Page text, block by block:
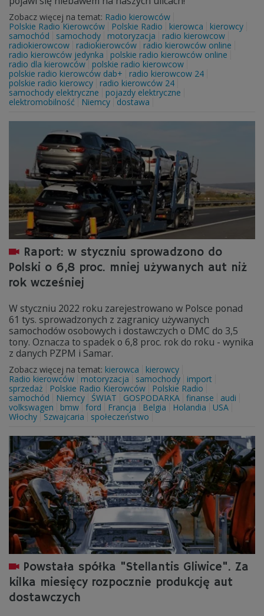
Zobacz więcej na temat: Radio kierowców
Polskie Radio Kierowców
Polskie Radio kierowca
kierowcy
samochód
samochody motoryzacja
radio kierowcow
radiokierowcow
radiokierowców
radio kierowców online
radio kierowców jedynka
polskie radio kierowców online
radio dla kierowców
polskie radio kierowcow
polskie radio kierowców dab+
radio kierowcow 24
polskie radio kierowcy
radio kierowców 24
samochody elektryczne
pojazdy elektryczne
elektromobilność
Niemcy dostawa
Raport: w styczniu sprowadzono do
Polski o 6,8 proc. mniej używanych aut niż
rok wcześniej
W styczniu 2022 roku zarejestrowano w Polsce ponad
61 tys. sprowadzonych z zagranicy używanych
samochodów osobowych i dostawczych o DMC do 3,5
tony. Oznacza to spadek o 6,8 proc. rok do roku - wynika
z danych PZPM i Samar.
Zobacz więcej na temat: kierowca
kierowcy
Radio kierowców
motoryzacja samochody
import
sprzedaż
Polskie Radio Kierowców
Polskie Radio
samochód
Niemcy ŚWIAT GOSPODARKA finanse
audi
volkswagen
bmw ford Francja Belgia Holandia
USA
Włochy
Szwajcaria społeczeństwo
Powstała spółka "Stellantis Gliwice". Za
kilka miesięcy rozpocznie produkcję aut
dostawczych